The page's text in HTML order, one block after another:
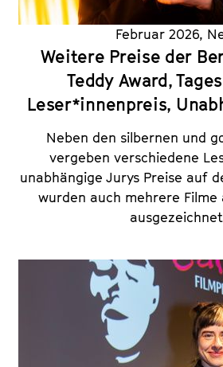
Februar 2026,
Weitere Preise der
Teddy Award,
Leser*innenpreis,
Neben den silbernen und
vergeben verschiedene
unabhängige Jurys Preise auf
wurden auch mehrere Filme